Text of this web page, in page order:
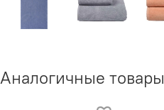
Аналогичные товары